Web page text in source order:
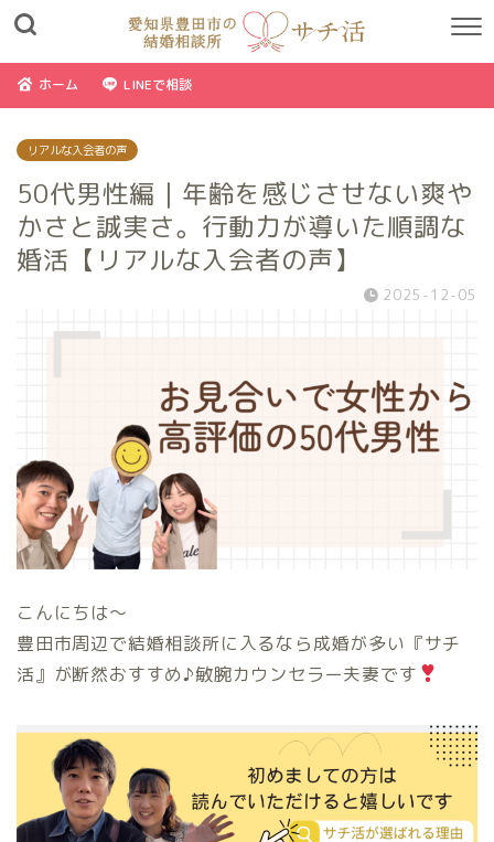
ホーム LINEで相談
リアルな入会者の声
50代男性編｜年齢を感じさせない爽や
かさと誠実さ。行動力が導いた順調な
婚活【リアルな入会者の声】
2025-12-05
こんにちは〜
豊田市周辺で結婚相談所に入るなら成婚が多い『サチ
活』が断然おすすめ♪敏腕カウンセラー夫妻です